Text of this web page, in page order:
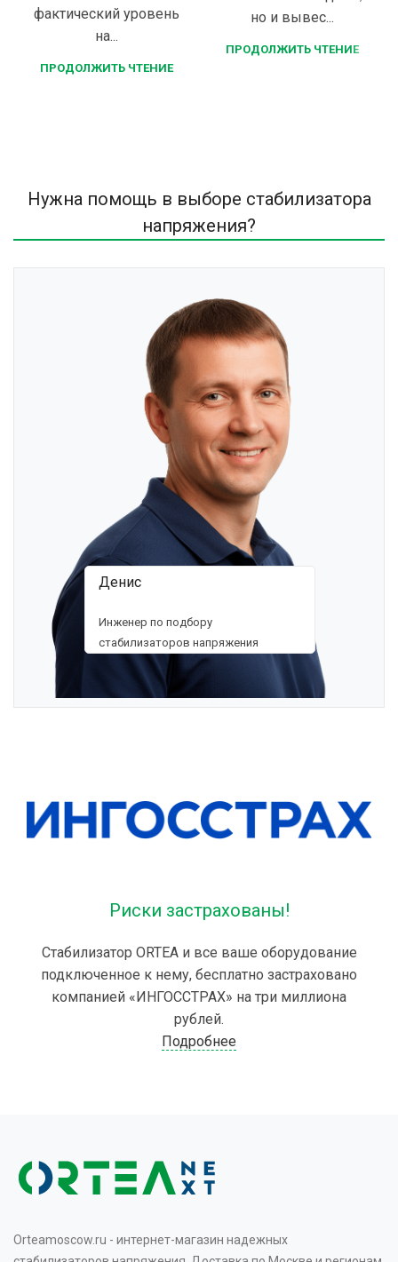
фактический уровень
на...
ПРОДОЛЖИТЬ ЧТЕНИЕ
но и вывес...
ПРОДОЛЖИТЬ ЧТЕНИЕ
Нужна помощь в выборе стабилизатора
напряжения?
Денис
Инженер по подбору
стабилизаторов напряжения
Риски застрахованы!
Стабилизатор ORTEA и все ваше оборудование
подключенное к нему, бесплатно застраховано
компанией «ИНГОССТРАХ» на три миллиона
рублей.
Подробнее
Orteamoscow.ru - интернет-магазин надежных